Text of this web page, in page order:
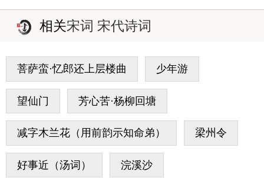
相关宋词 宋代诗词
菩萨蛮·忆郎还上层楼曲 少年游
望仙门 芳心苦·杨柳回塘
减字木兰花（用前韵示知命弟） 梁州令
好事近（汤词） 浣溪沙